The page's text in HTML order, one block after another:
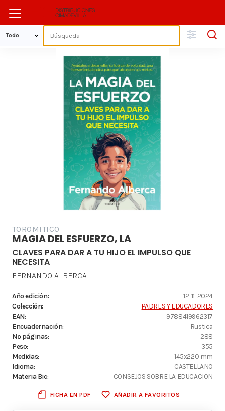
TOROMITICO
MAGIA DEL ESFUERZO, LA
CLAVES PARA DAR A TU HIJO EL IMPULSO QUE
NECESITA
FERNANDO ALBERCA
Año edición:
12-11-2024
Colección:
PADRES Y EDUCADORES
EAN:
9788419962317
Encuadernación:
Rustica
Nº páginas:
288
Peso:
355
Medidas:
145x220 mm
Idioma:
CASTELLANO
Materia Bic:
CONSEJOS SOBRE LA EDUCACION
FICHA EN PDF AÑADIR A FAVORITOS